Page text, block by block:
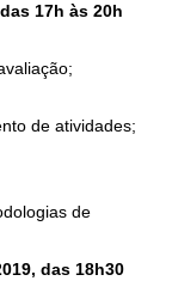
17h às 20h
de atividades;
de
das 18h30